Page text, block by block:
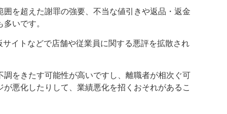
を超えた謝罪の強要、不当な値引きや返品・返金
いです。
イトなどで店舗や従業員に関する悪評を拡散され
をきたす可能性が高いですし、離職者が相次ぐ可
悪化したりして、業績悪化を招くおそれがあるこ